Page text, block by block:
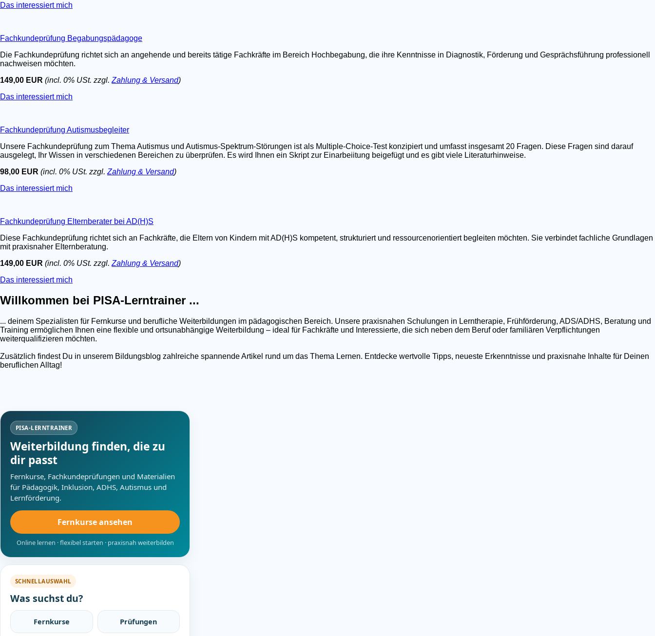
Das interessiert mich
Fachkundeprüfung Begabungspädagoge
Die Fachkundeprüfung richtet sich an angehende und bereits tätige Fachkräfte im Bereich Hochbegabung, die ihre Kenntnisse in Diagnostik, Förderung und Gesprächsführung professionell
nachweisen möchten.
149,00 EUR (incl. 0% USt. zzgl. Zahlung & Versand)
Das interessiert mich
Fachkundeprüfung Autismusbegleiter
Unsere Fachkundeprüfung zum Thema Autismus und Autismus-Spektrum-Störungen ist als Multiple-Choice-Test konzipiert und umfasst insgesamt 20 Fragen. Diese Fragen sind darauf
ausgelegt, Ihr Wissen in verschiedenen Bereichen zu überprüfen. Es wird Ihnen ein Skript zur Einarbeiitung beigefügt und es gibt viele Literaturhinweise.
98,00 EUR (incl. 0% USt. zzgl. Zahlung & Versand)
Das interessiert mich
Fachkundeprüfung Elternberater bei AD(H)S
Diese Fachkundeprüfung richtet sich an Fachkräfte, die Eltern von Kindern mit AD(H)S kompetent, strukturiert und ressourcenorientiert begleiten möchten. Sie verbindet fachliche Grundlagen
mit praxisnaher Elternberatung.
149,00 EUR (incl. 0% USt. zzgl. Zahlung & Versand)
Das interessiert mich
Willkommen bei PISA-Lerntrainer ...
... deinem Spezialisten für Fernkurse und berufliche Weiterbildungen im pädagogischen Bereich. Unsere praxisnahen Schulungen in Lerntherapie, Frühförderung, ADS/ADHS, Beratung und
Training ermöglichen Ihnen eine flexible und ortsunabhängige Weiterbildung – ideal für Fachkräfte und Interessierte, die sich neben dem Beruf oder familiären Verpflichtungen
weiterqualifizieren möchten.
Zusätzlich findest Du in unserem Bildungsblog zahlreiche spannende Artikel rund um das Thema Lernen. Entdecke wertvolle Tipps, neueste Erkenntnisse und praxisnahe Inhalte für Deinen
beruflichen Alltag!
PISA-LERNTRAINER
Weiterbildung finden, die zu
dir passt
Fernkurse, Fachkundeprüfungen und Materialien
für Pädagogik, Inklusion, ADHS, Autismus und
Lernförderung.
Fernkurse ansehen
Online lernen · flexibel starten · praxisnah weiterbilden
SCHNELLAUSWAHL
Was suchst du?
Fernkurse Prüfungen